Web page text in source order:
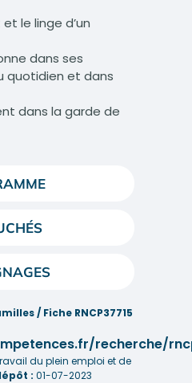
le linge d’un
dans ses
quotidien et dans
dans la garde de
/ Fiche RNCP37715
recherche/
du plein emploi et de
: 01-07-2023